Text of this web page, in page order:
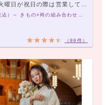
祝日の際は営業しています。）
袴レンタルプラン ￥20,000（税込）～ きもの×袴の組み合わせは21,000通り以上！アナタだけの袴コーデで最高の卒業式を！
（99件）